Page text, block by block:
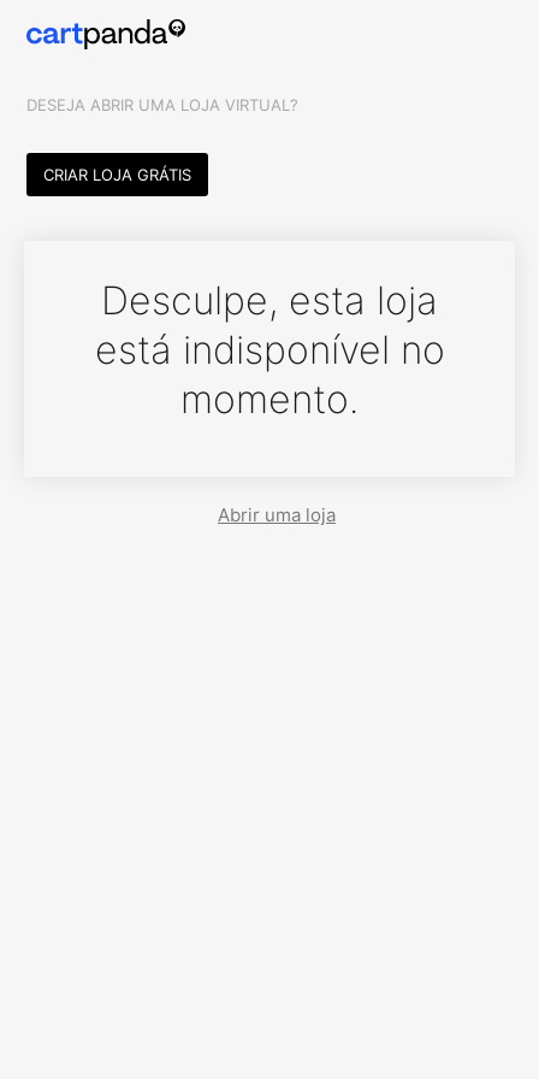
DESEJA ABRIR UMA LOJA VIRTUAL?
CRIAR LOJA GRÁTIS
Desculpe, esta loja
está indisponível no
momento.
Abrir uma loja